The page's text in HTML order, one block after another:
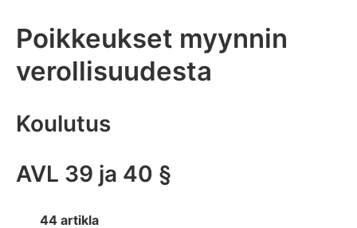
Poikkeukset myynnin
verollisuudesta
Koulutus
AVL 39 ja 40 §
44 artikla